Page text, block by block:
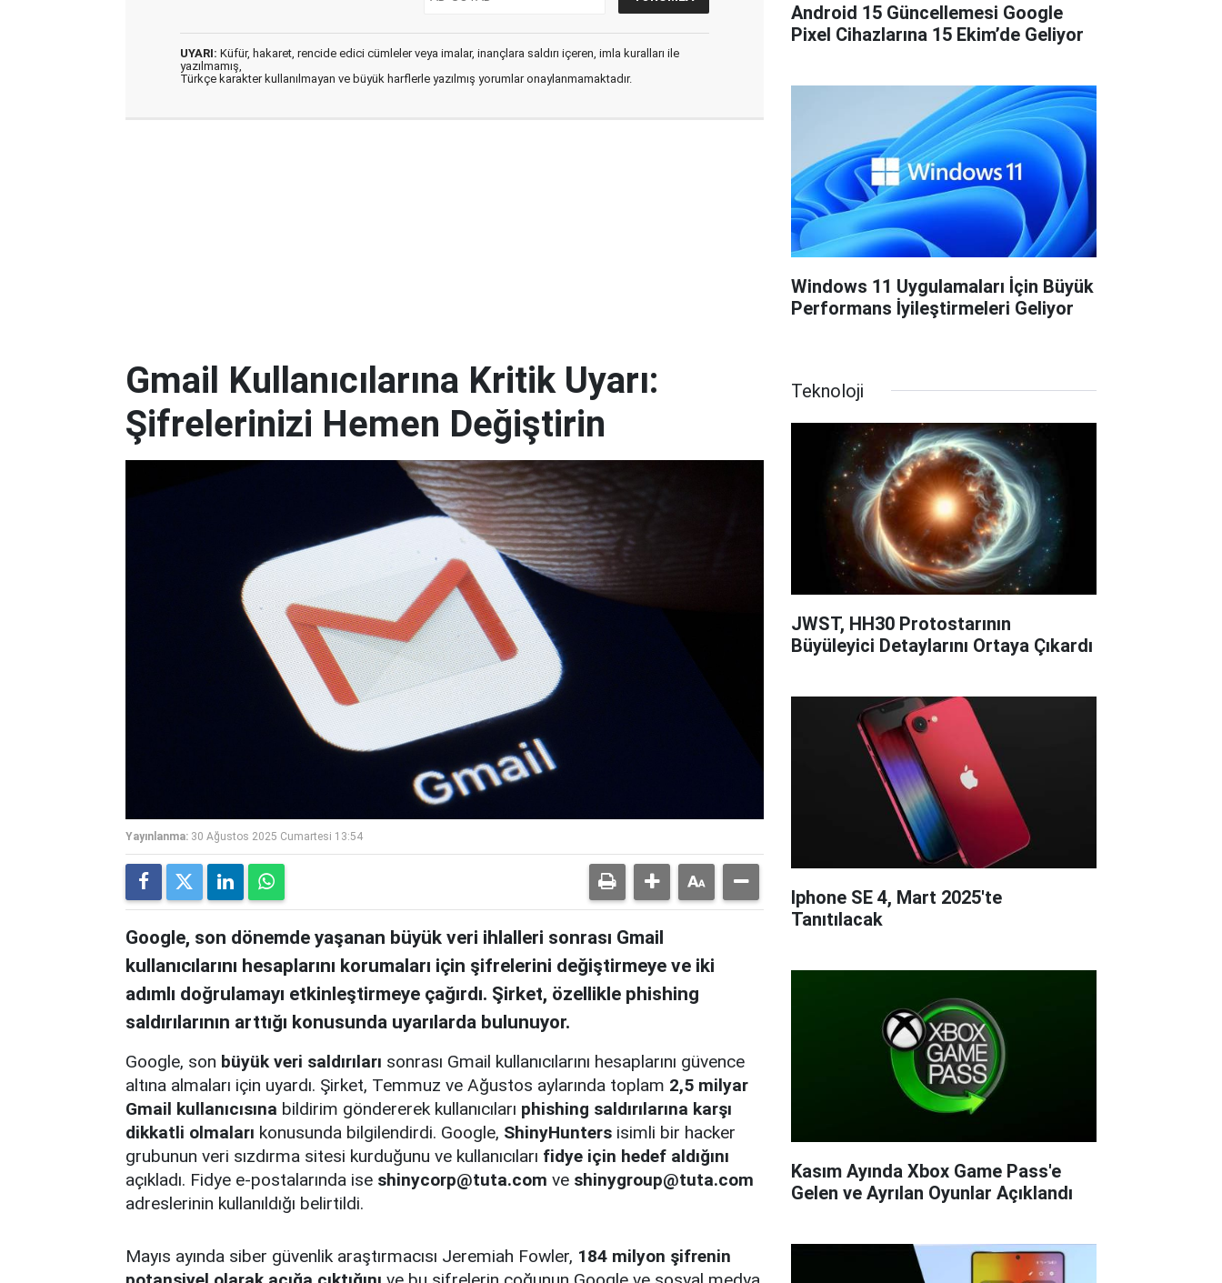
UYARI: Küfür, hakaret, rencide edici cümleler veya imalar, inançlara saldırı içeren, imla kuralları ile
yazılmamış,
Türkçe karakter kullanılmayan ve büyük harflerle yazılmış yorumlar onaylanmamaktadır.
Android 15 Güncellemesi Google
Pixel Cihazlarına 15 Ekim’de Geliyor
Windows 11 Uygulamaları İçin Büyük
Performans İyileştirmeleri Geliyor
Gmail Kullanıcılarına Kritik Uyarı:
Şifrelerinizi Hemen Değiştirin
Yayınlanma: 30 Ağustos 2025 Cumartesi 13:54
Google, son dönemde yaşanan büyük veri ihlalleri sonrası Gmail
kullanıcılarını hesaplarını korumaları için şifrelerini değiştirmeye ve iki
adımlı doğrulamayı etkinleştirmeye çağırdı. Şirket, özellikle phishing
saldırılarının arttığı konusunda uyarılarda bulunuyor.
Google, son büyük veri saldırıları sonrası Gmail kullanıcılarını hesaplarını güvence
altına almaları için uyardı. Şirket, Temmuz ve Ağustos aylarında toplam 2,5 milyar
Gmail kullanıcısına bildirim göndererek kullanıcıları phishing saldırılarına karşı
dikkatli olmaları konusunda bilgilendirdi. Google, ShinyHunters isimli bir hacker
grubunun veri sızdırma sitesi kurduğunu ve kullanıcıları fidye için hedef aldığını
açıkladı. Fidye e-postalarında ise shinycorp@tuta.com ve shinygroup@tuta.com
adreslerinin kullanıldığı belirtildi.
Mayıs ayında siber güvenlik araştırmacısı Jeremiah Fowler, 184 milyon şifrenin
Teknoloji
JWST, HH30 Protostarının
Büyüleyici Detaylarını Ortaya Çıkardı
Iphone SE 4, Mart 2025'te
Tanıtılacak
Kasım Ayında Xbox Game Pass'e
Gelen ve Ayrılan Oyunlar Açıklandı